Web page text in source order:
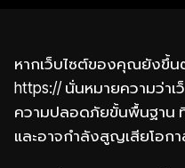
หากเว็บไซต์ของคุณยังขึ้น
https:// นั่นหมายความว่า
ความปลอดภัยขั้นพื้นฐาน
และอาจกำลังสูญเสียโอกา